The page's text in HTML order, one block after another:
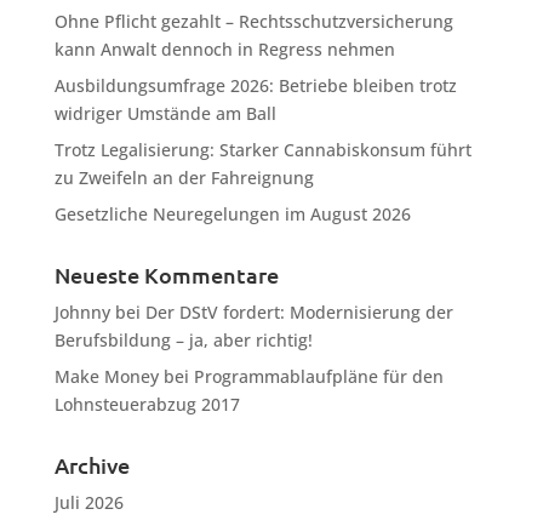
Ohne Pflicht gezahlt – Rechtsschutzversicherung
kann Anwalt dennoch in Regress nehmen
Ausbildungsumfrage 2026: Betriebe bleiben trotz
widriger Umstände am Ball
Trotz Legalisierung: Starker Cannabiskonsum führt
zu Zweifeln an der Fahreignung
Gesetzliche Neuregelungen im August 2026
Neueste Kommentare
Johnnybei Der DStV fordert: Modernisierung der
Berufsbildung – ja, aber richtig!
Make Moneybei Programmablaufpläne für den
Lohnsteuerabzug 2017
Archive
Juli 2026